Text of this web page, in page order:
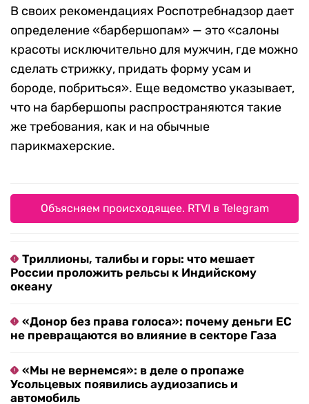
В своих рекомендациях Роспотребнадзор дает
определение «барбершопам» — это «салоны
красоты исключительно для мужчин, где можно
сделать стрижку, придать форму усам и
бороде, побриться». Еще ведомство указывает,
что на барбершопы распространяются такие
же требования, как и на обычные
парикмахерские.
Объясняем происходящее. RTVI в Telegram
Триллионы, талибы и горы: что мешает
России проложить рельсы к Индийскому
океану
«Донор без права голоса»: почему деньги ЕС
не превращаются во влияние в секторе Газа
«Мы не вернемся»: в деле о пропаже
Усольцевых появились аудиозапись и
автомобиль